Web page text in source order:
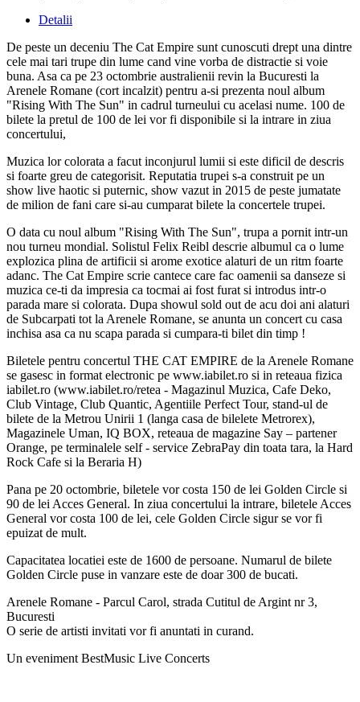
Detalii
De peste un deceniu The Cat Empire sunt cunoscuti drept una dintre
cele mai tari trupe din lume cand vine vorba de distractie si voie
buna. Asa ca pe 23 octombrie australienii revin la Bucuresti la
Arenele Romane (cort incalzit) pentru a-si prezenta noul album
"Rising With The Sun" in cadrul turneului cu acelasi nume. 100 de
bilete la pretul de 100 de lei vor fi disponibile si la intrare in ziua
concertului,
Muzica lor colorata a facut inconjurul lumii si este dificil de descris
si foarte greu de categorisit. Reputatia trupei s-a construit pe un
show live haotic si puternic, show vazut in 2015 de peste jumatate
de milion de fani care si-au cumparat bilete la concertele trupei.
O data cu noul album "Rising With The Sun", trupa a pornit intr-un
nou turneu mondial. Solistul Felix Reibl descrie albumul ca o lume
explozica plina de artificii si arome exotice alaturi de un ritm foarte
adanc. The Cat Empire scrie cantece care fac oamenii sa danseze si
muzica ce-ti da impresia ca tocmai ai fost furat si introdus intr-o
parada mare si colorata. Dupa showul sold out de acu doi ani alaturi
de Subcarpati tot la Arenele Romane, se anunta un concert cu casa
inchisa asa ca nu scapa parada si cumpara-ti bilet din timp !
Biletele pentru concertul THE CAT EMPIRE de la Arenele Romane
se gasesc in format electronic pe www.iabilet.ro si in reteaua fizica
iabilet.ro (www.iabilet.ro/retea - Magazinul Muzica, Cafe Deko,
Club Vintage, Club Quantic, Agentiile Perfect Tour, stand-ul de
bilete de la Metrou Unirii 1 (langa casa de bilelete Metrorex),
Magazinele Uman, IQ BOX, reteaua de magazine Say – partener
Orange, pe terminalele self - service ZebraPay din toata tara, la Hard
Rock Cafe si la Beraria H)
Pana pe 20 octombrie, biletele vor costa 150 de lei Golden Circle si
90 de lei Acces General. In ziua concertului la intrare, biletele Acces
General vor costa 100 de lei, cele Golden Circle sigur se vor fi
epuizat de mult.
Capacitatea locatiei este de 1600 de persoane. Numarul de bilete
Golden Circle puse in vanzare este de doar 300 de bucati.
Arenele Romane - Parcul Carol, strada Cutitul de Argint nr 3,
Bucuresti
O serie de artisti invitati vor fi anuntati in curand.
Un eveniment BestMusic Live Concerts